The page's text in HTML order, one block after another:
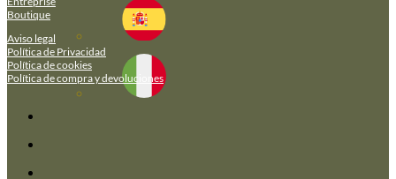
Boutique
Aviso legal
Política de Privacidad
Política de cookies
Política de compra y devoluciones